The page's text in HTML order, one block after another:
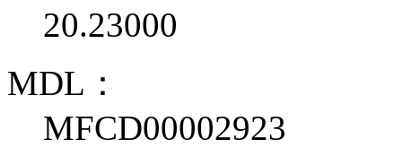
20.23000
MDL：
MFCD00002923